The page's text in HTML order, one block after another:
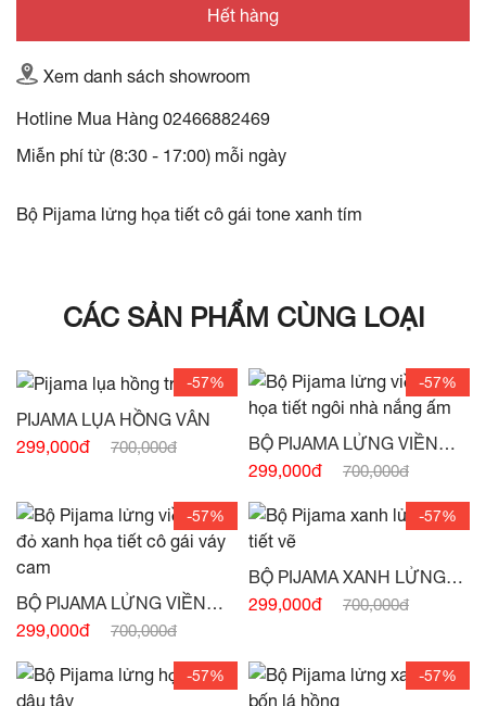
Hết hàng
Xem danh sách showroom
Hotline Mua Hàng 02466882469
Miễn phí từ (8:30 - 17:00) mỗi ngày
Bộ Pijama lửng họa tiết cô gái tone xanh tím
CÁC SẢN PHẨM CÙNG LOẠI
-57%
PIJAMA LỤA HỒNG VÂN
299,000đ
700,000đ
-57%
BỘ PIJAMA LỬNG VIỀN
TAY HỌA TIẾT NGÔI NHÀ
299,000đ 700,000đ
-57%
BỘ PIJAMA LỬNG VIỀN
TAY ĐỎ XANH HỌA TIẾT
HÀNG)
299,000đ 700,000đ
-57%
BỘ PIJAMA XANH LỬNG
HỌA TIẾT VẼ -(HẾT HÀNG)
299,000đ 700,000đ
-57% -57%